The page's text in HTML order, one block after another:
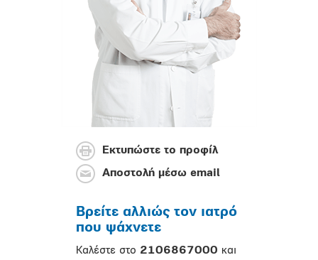
Εκτυπώστε το προφίλ
Αποστολή μέσω email
Βρείτε αλλιώς τον ιατρό
που ψάχνετε
Καλέστε στο 2106867000 και